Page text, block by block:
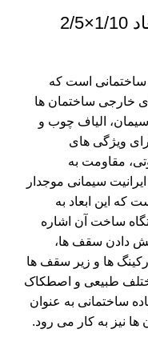
5
ساختمانی است که
خارجی ساختمان ها
سیمان، الیاف چوب و
ویژگی های
مقاومت به
سیمانی موجدار
است که این ابعاد به
ساخت آن اشاره
دادن سقف ها،
ها و زیر سقف ها
طبیعی و اصطکاک
ساختمانی به عنوان
نیز به کار می رود.